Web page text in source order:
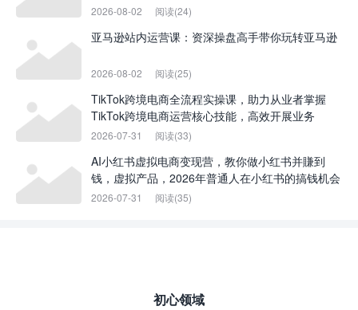
2026-08-02 阅读(24)
亚马逊站内运营课：资深操盘高手带你玩转亚马逊
2026-08-02 阅读(25)
TikTok跨境电商全流程实操课，助力从业者掌握
TikTok跨境电商运营核心技能，高效开展业务
2026-07-31 阅读(33)
AI小红书虚拟电商变现营，教你做小红书并賺到
钱，虚拟产品，2026年普通人在小红书的搞钱机会
2026-07-31 阅读(35)
初心领域